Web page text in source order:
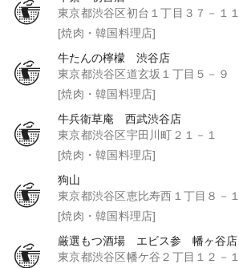
東京都渋谷区初台１丁目３７－１１
[焼肉・韓国料理店]
牛たんの檸檬 渋谷店
東京都渋谷区道玄坂１丁目５－９
[焼肉・韓国料理店]
牛兵衛草庵 西武渋谷店
東京都渋谷区宇田川町２１－１
[焼肉・韓国料理店]
狗山
東京都渋谷区恵比寿西１丁目８－１
[焼肉・韓国料理店]
厳選もつ酒場 エビス参 幡ヶ谷店
東京都渋谷区幡ケ谷２丁目１２－